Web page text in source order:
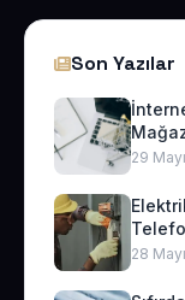
Son Yazılar
29
28